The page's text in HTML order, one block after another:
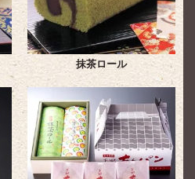
抹茶ロール